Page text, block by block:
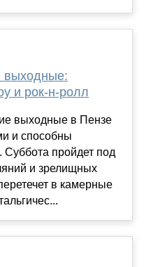
выходные:
и рок-н-ролл
выходные в Пензе
и способны
Суббота пройдет под
и зрелищных
в камерные